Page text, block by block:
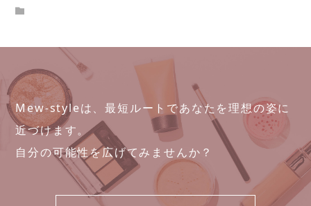
Mew-styleは、最短ルートであなたを理想の姿に
近づけます。
自分の可能性を広げてみませんか？